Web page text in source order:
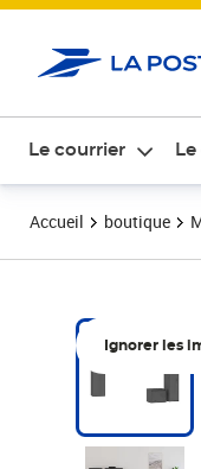
Le courrier
Accueil boutique
Ignorer les